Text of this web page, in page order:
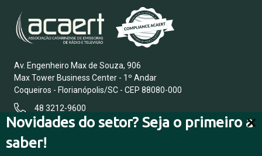
Novidades do setor? Seja o primeiro a
saber!
Av. Engenheiro Max de Souza, 906
Max Tower Business Center - 1º Andar
Coqueiros - Florianópolis/SC - CEP 88080-000
48 3212-9600
FALE CONOSCO